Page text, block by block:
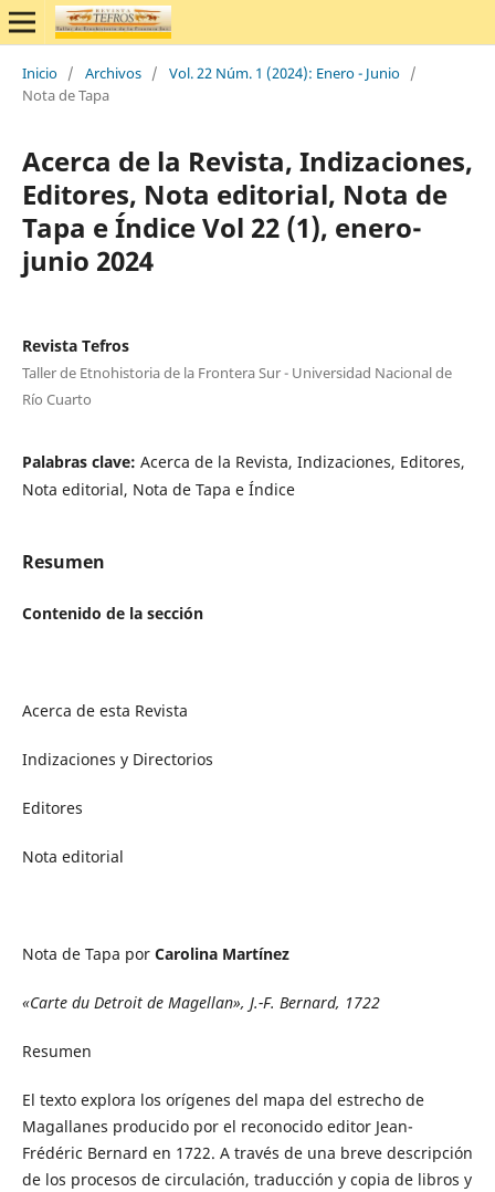
Inicio / Archivos / Vol. 22 Núm. 1 (2024): Enero - Junio /
Nota de Tapa
Acerca de la Revista, Indizaciones,
Editores, Nota editorial, Nota de
Tapa e Índice Vol 22 (1), enero-
junio 2024
Revista Tefros
Taller de Etnohistoria de la Frontera Sur - Universidad Nacional de
Río Cuarto
Palabras clave: Acerca de la Revista, Indizaciones, Editores,
Nota editorial, Nota de Tapa e Índice
Resumen
Contenido de la sección
Acerca de esta Revista
Indizaciones y Directorios
Editores
Nota editorial
Nota de Tapa por Carolina Martínez
«Carte du Detroit de Magellan», J.-F. Bernard, 1722
Resumen
El texto explora los orígenes del mapa del estrecho de
Magallanes producido por el reconocido editor Jean-
Frédéric Bernard en 1722. A través de una breve descripción
de los procesos de circulación, traducción y copia de libros y